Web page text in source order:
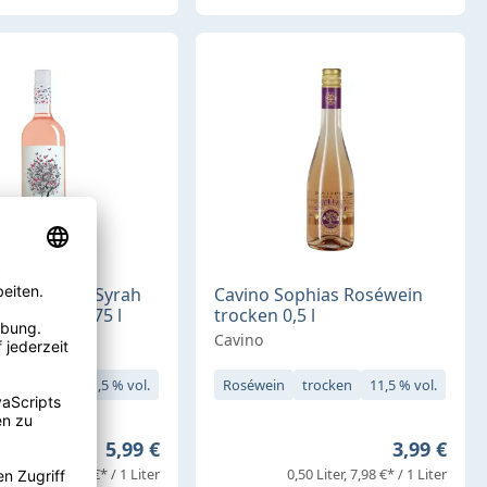
Rodits Syrah
trocken 0,75 l
11,5 % vol.
Regulärer Preis:
5,99 €
0,75 Liter 7,99 €* / 1 Liter
Cavino Sophias Roséwein
trocken 0,5 l
Cavino
Roséwein trocken 11,5 % vol.
Regulärer
3,99 €
0,50 Liter 7,98 €* / 1 Liter